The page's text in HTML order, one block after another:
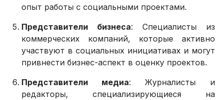
опыт работы с социальными проектами.
Представители бизнеса: Специалисты из
коммерческих компаний, которые активно
участвуют в социальных инициативах и могут
привнести бизнес-аспект в оценку проектов.
Представители медиа: Журналисты и
редакторы, специализирующиеся на